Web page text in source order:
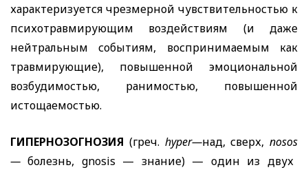
характеризуется чрезмерной чувствительностью к
психотравмирующим воздействиям (и даже
нейтральным событиям, воспринимаемым как
травмирующие), повышенной эмоциональной
возбудимостью, ранимостью, повышенной
истощаемостью.
ГИПЕРНОЗОГНОЗИЯ (греч. hyper—над, сверх, nosos
—болезнь, gnosis — знание) — один из двух